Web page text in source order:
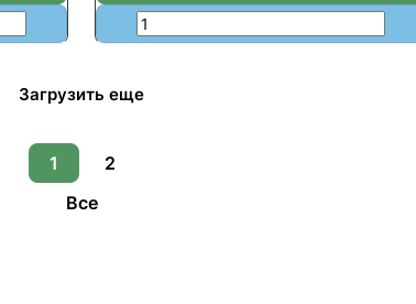
Загрузить еще
1
2
Все